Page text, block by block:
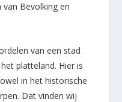
van Bevolking en
van een stad
platteland. Hier is
in het historische
Dat vinden wij